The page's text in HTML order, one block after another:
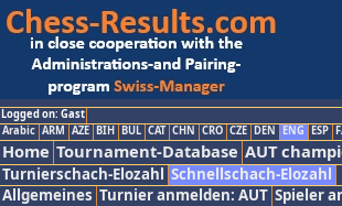
Logged on: Gast
Arabic ARM AZE BIH BUL CAT CHN CRO CZE DEN ENG ESP
Home Tournament-Database AUT
Turnierschach-Elozahl Schnellschach-Elozahl
Allgemeines Turnier anmelden: AUT Spieler